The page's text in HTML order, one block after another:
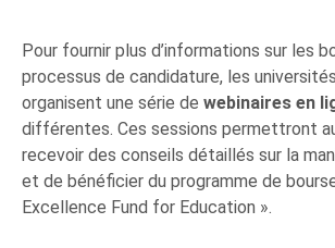
Pour fournir plus d’informations sur les
processus de candidature, les
organisent une série de webinaires en
différentes. Ces sessions permettront
recevoir des conseils détaillés sur la
et de bénéficier du programme de
Excellence Fund for Education ».